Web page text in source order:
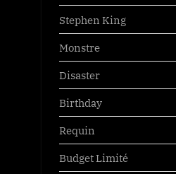
Stephen King
Monstre
Disaster
Birthday
Requin
Budget Limité